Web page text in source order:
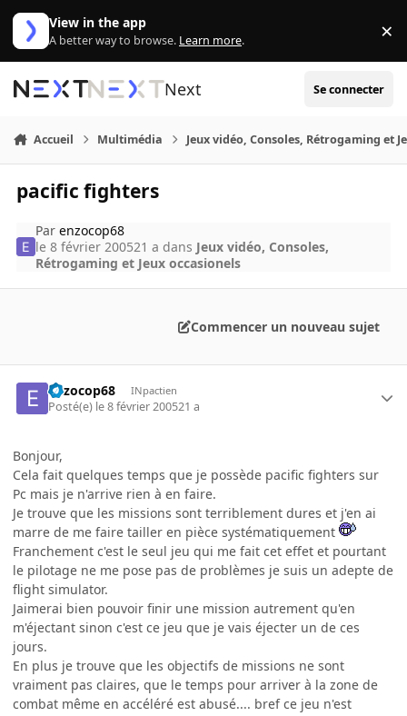
Aller au contenu
View in the app
A better way to browse. Learn more. ×
Next Se connecter
Accueil Multimédia Jeux vidéo, Consoles, Rétrogaming et
pacific fighters
Parenzocop68
le 8 février 200521 a dans Jeux vidéo, Consoles,
Rétrogaming et Jeux occasionels
Commencer un nouveau sujet
enzocop68 INpactien
Posté(e) le 8 février 200521 a
Bonjour,
Cela fait quelques temps que je possède pacific fighters sur
Pc mais je n'arrive rien à en faire.
Je trouve que les missions sont terriblement dures et j'en ai
marre de me faire tailler en pièce systématiquement
Franchement c'est le seul jeu qui me fait cet effet et pourtant
le pilotage ne me pose pas de problèmes je suis un adepte de
flight simulator.
Jaimerai bien pouvoir finir une mission autrement qu'en
m'éjectant sinon c'est ce jeu que je vais éjecter un de ces
jours.
En plus je trouve que les objectifs de missions ne sont
vraiment pas claires, que le temps pour arriver à la zone de
combat même en accéléré est abusé.... bref ce jeu n'est